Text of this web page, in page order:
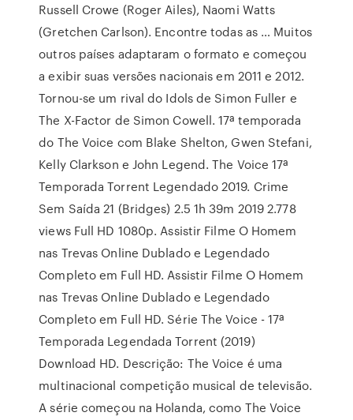
Russell Crowe (Roger Ailes), Naomi Watts
(Gretchen Carlson). Encontre todas as … Muitos
outros países adaptaram o formato e começou
a exibir suas versões nacionais em 2011 e 2012.
Tornou-se um rival do Idols de Simon Fuller e
The X-Factor de Simon Cowell. 17ª temporada
do The Voice com Blake Shelton, Gwen Stefani,
Kelly Clarkson e John Legend. The Voice 17ª
Temporada Torrent Legendado 2019. Crime
Sem Saída 21 (Bridges) 2.5 1h 39m 2019 2.778
views Full HD 1080p. Assistir Filme O Homem
nas Trevas Online Dublado e Legendado
Completo em Full HD. Assistir Filme O Homem
nas Trevas Online Dublado e Legendado
Completo em Full HD. Série The Voice - 17ª
Temporada Legendada Torrent (2019)
Download HD. Descrição: The Voice é uma
multinacional competição musical de televisão.
A série começou na Holanda, como The Voice